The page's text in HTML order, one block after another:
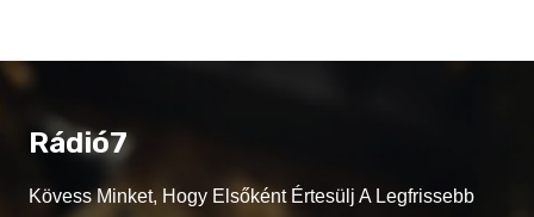
Rádió7
Kövess Minket, Hogy Elsőként Értesülj A Legfrissebb